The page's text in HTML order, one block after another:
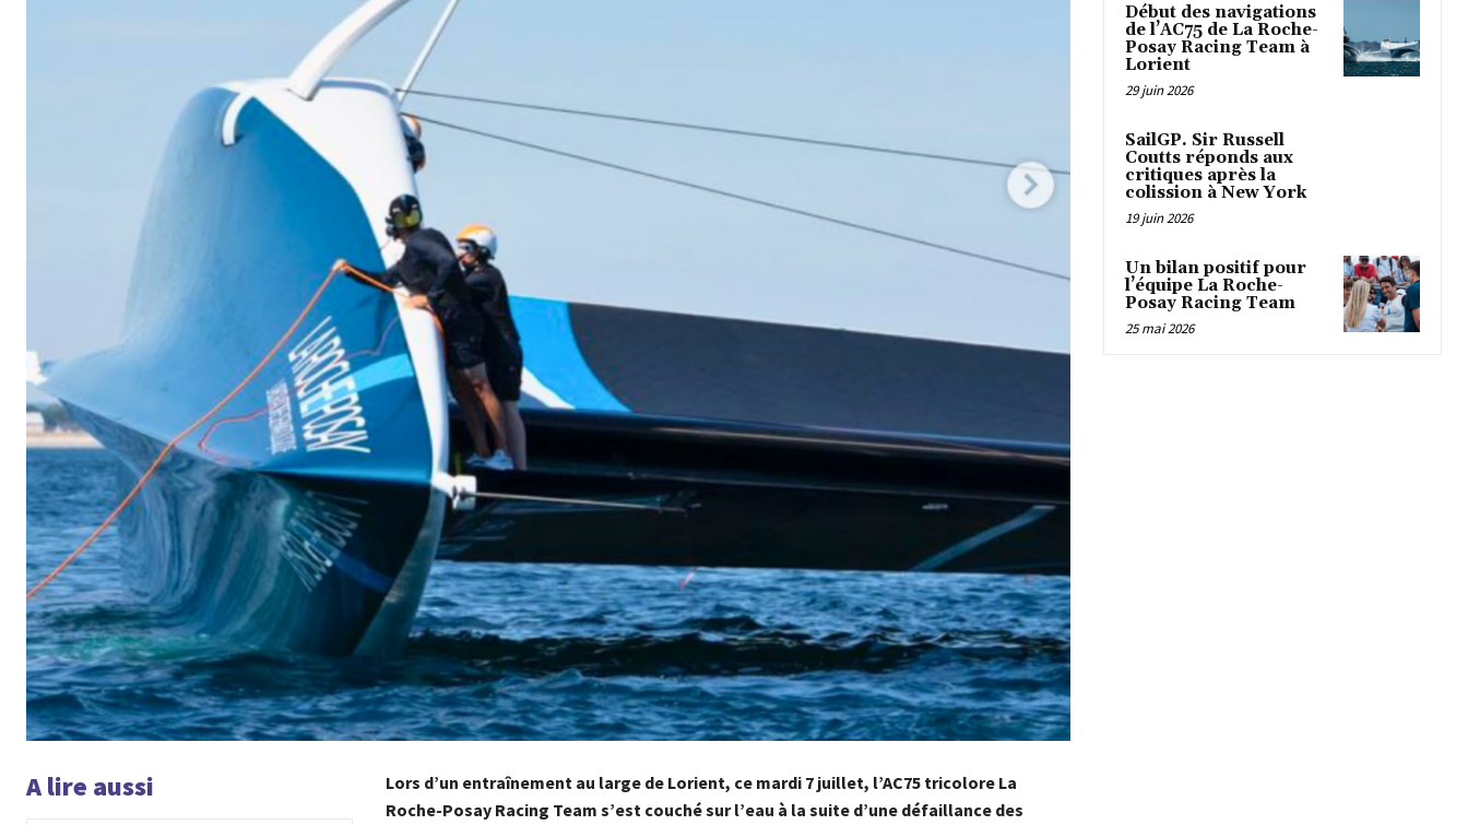
A lire aussi
Lors d’un entraînement au large de Lorient, ce mardi 7 juillet, l’AC75 tricolore La
Roche-Posay Racing Team s’est couché sur l’eau à la suite d’une défaillance des
Début des navigations
de l’AC75 de La Roche-
Posay Racing Team à
Lorient
29 juin 2026
SailGP. Sir Russell
Coutts réponds aux
critiques après la
colission à New York
19 juin 2026
Un bilan positif pour
l’équipe La Roche-
Posay Racing Team
25 mai 2026